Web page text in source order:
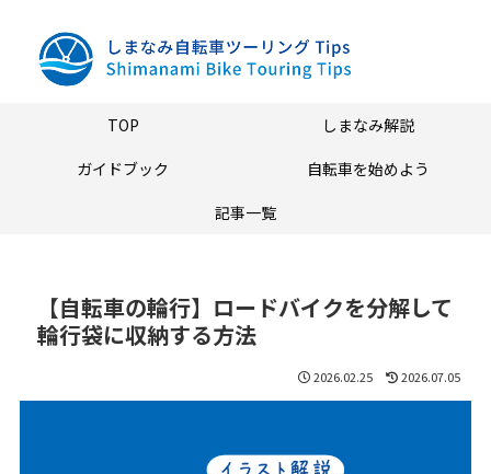
TOP
しまなみ解説
ガイドブック
自転車を始めよう
記事一覧
【自転車の輪行】ロードバイクを分解して
輪行袋に収納する方法
2026.02.25 2026.07.05